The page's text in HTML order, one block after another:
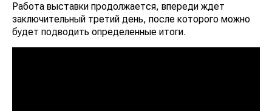
Работа выставки продолжается, впереди ждет
заключительный третий день, после которого можно
будет подводить определенные итоги.